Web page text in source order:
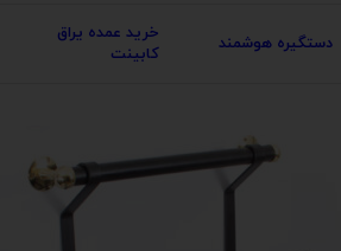
دستگیره هوشمند
خرید عمده یراق
کابینت